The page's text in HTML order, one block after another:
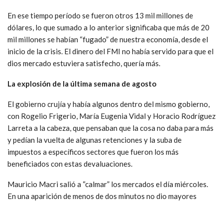
En ese tiempo período se fueron otros 13 mil millones de
dólares, lo que sumado a lo anterior significaba que más de 20
mil millones se habían “fugado” de nuestra economía, desde el
inicio de la crisis. El dinero del FMI no había servido para que el
dios mercado estuviera satisfecho, quería más.
La explosión de la última semana de agosto
El gobierno crujía y había algunos dentro del mismo gobierno,
con Rogelio Frigerio, María Eugenia Vidal y Horacio Rodríguez
Larreta a la cabeza, que pensaban que la cosa no daba para más
y pedían la vuelta de algunas retenciones y la suba de
impuestos a específicos sectores que fueron los más
beneficiados con estas devaluaciones.
Mauricio Macri salió a “calmar” los mercados el día miércoles.
En una aparición de menos de dos minutos no dio mayores